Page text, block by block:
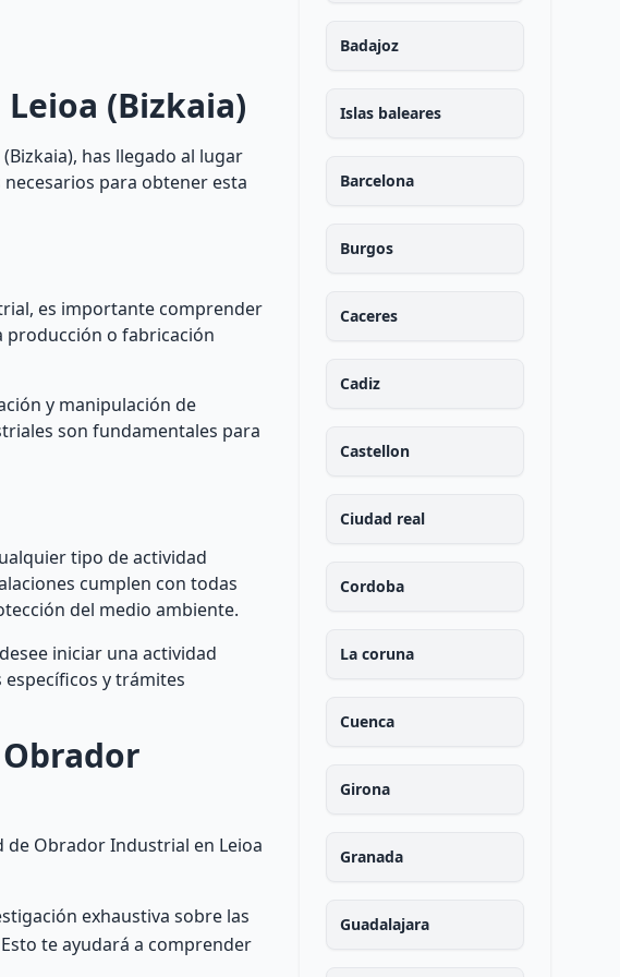
(Bizkaia)
has llegado al lugar
para obtener esta
es importante comprender
producción o fabricación
y manipulación de
son fundamentales para
tipo de actividad
cumplen con todas
del medio ambiente.
iniciar una actividad
y trámites
de Obrador Industrial en Leioa
exhaustiva sobre las
te ayudará a comprender
Badajoz
Islas baleares
Barcelona
Burgos
Caceres
Cadiz
Castellon
Ciudad real
Cordoba
La coruna
Cuenca
Girona
Granada
Guadalajara